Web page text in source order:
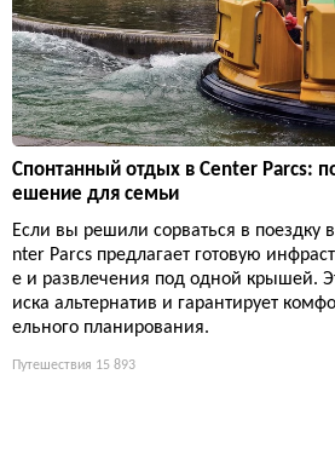
Спонтанный отдых в Center Parcs:
ешение для семьи
Если вы решили сорваться в поездку
nter Parcs предлагает готовую
е и развлечения под одной крышей.
иска альтернатив и гарантирует
ельного планирования.
Путешествия 15 893